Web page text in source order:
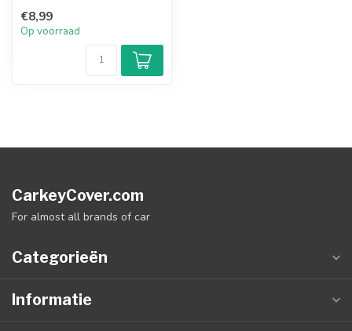
€8,99
Op voorraad
CarkeyCover.com
For almost all brands of car
Categorieën
Informatie